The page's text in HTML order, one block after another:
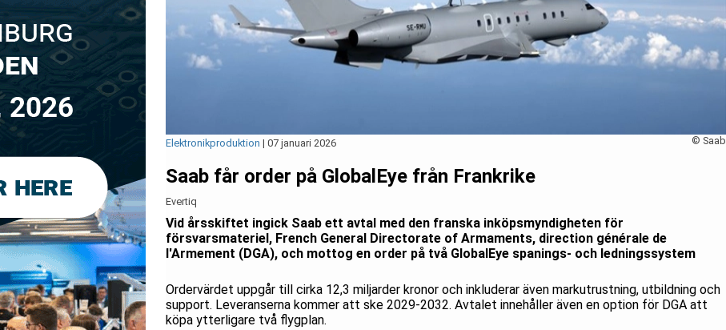
© Saab
Elektronikproduktion | 07 januari 2026
Saab får order på GlobalEye från Frankrike
Evertiq
Vid årsskiftet ingick Saab ett avtal med den franska inköpsmyndigheten för
försvarsmateriel, French General Directorate of Armaments, direction générale de
l'Armement (DGA), och mottog en order på två GlobalEye spanings- och ledningssystem
Ordervärdet uppgår till cirka 12,3 miljarder kronor och inkluderar även markutrustning, utbildning och
support. Leveranserna kommer att ske 2029-2032. Avtalet innehåller även en option för DGA att
köpa ytterligare två flygplan.